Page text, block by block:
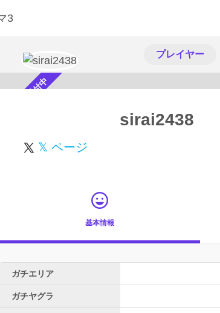
プレイヤー
スカウト受付中 sirai2438
𝕏 ページ
基本情報
ガチエリア
ガチヤグラ